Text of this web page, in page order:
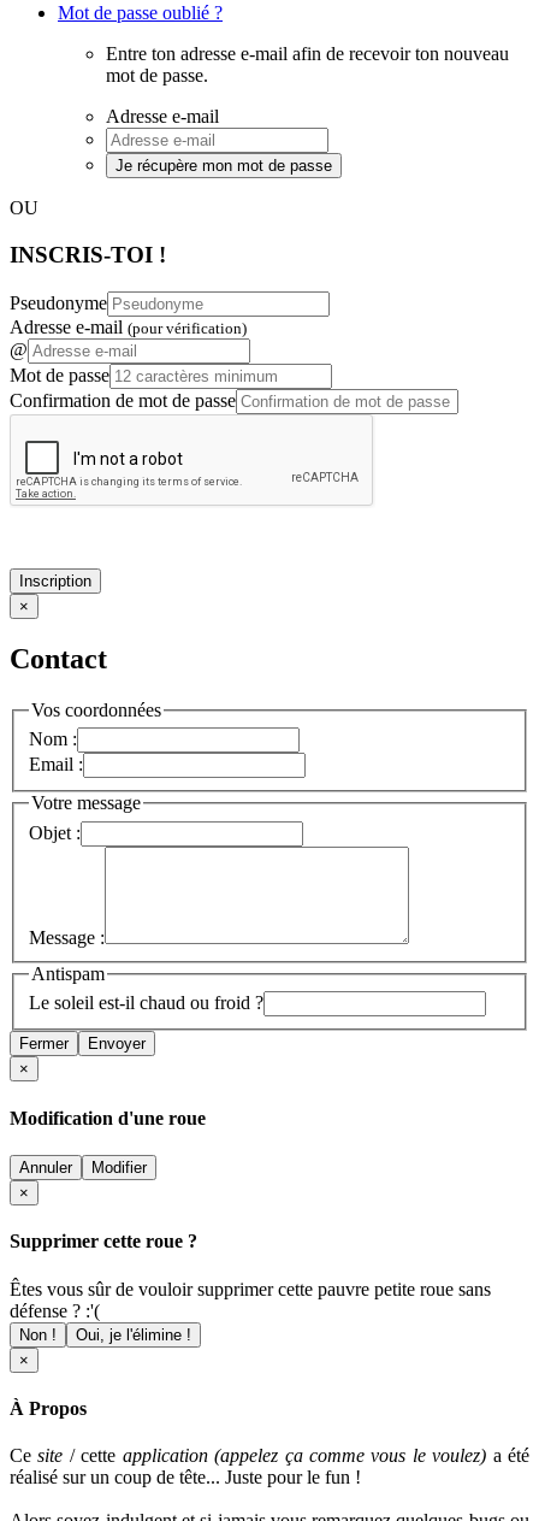
Mot de passe oublié ?
Entre ton adresse e-mail afin de recevoir ton nouveau
mot de passe.
Adresse e-mail
Je récupère mon mot de passe
OU
INSCRIS-TOI !
Pseudonyme
Adresse e-mail (pour vérification)
@
Mot de passe
Confirmation de mot de passe
Inscription
×
Contact
Vos coordonnées
Nom :
Email :
Votre message
Objet :
Message :
Antispam
Le soleil est-il chaud ou froid ?
Fermer
Envoyer
×
Modification d'une roue
Annuler
Modifier
×
Supprimer cette roue ?
Êtes vous sûr de vouloir supprimer cette pauvre petite roue sans
défense ? :'(
Non !
Oui, je l'élimine !
×
À Propos
Cesite / cette application (appelez ça comme vous le voulez) a été
réalisé sur un coup de tête... Juste pour le fun !